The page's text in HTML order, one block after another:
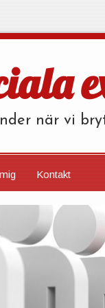
när vi
Kontakt